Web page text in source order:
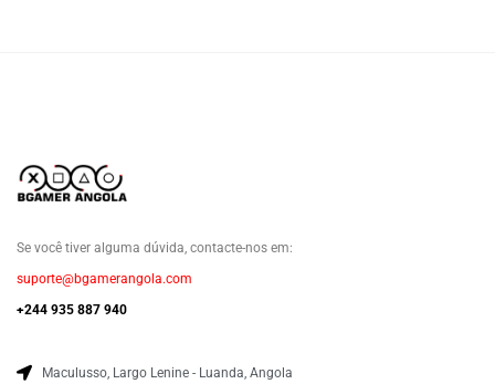
Se você tiver alguma dúvida, contacte-nos em:
suporte@bgamerangola.com
+244 935 887 940
Maculusso, Largo Lenine - Luanda, Angola